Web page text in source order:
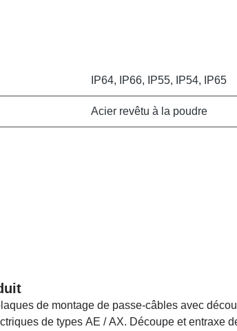
IP64, IP66, IP55, IP54, IP65
Acier revêtu à la poudre
de montage de passe-câbles avec
de types AE / AX. Découpe et entraxe